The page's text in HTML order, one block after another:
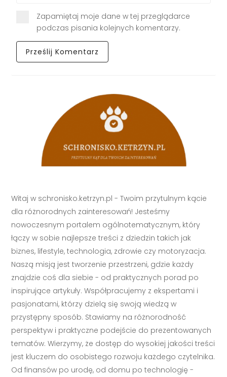
Zapamiętaj moje dane w tej przeglądarce
podczas pisania kolejnych komentarzy.
Witaj w schronisko.ketrzyn.pl - Twoim przytulnym kącie
dla różnorodnych zainteresowań! Jesteśmy
nowoczesnym portalem ogólnotematycznym, który
łączy w sobie najlepsze treści z dziedzin takich jak
biznes, lifestyle, technologia, zdrowie czy motoryzacja.
Naszą misją jest tworzenie przestrzeni, gdzie każdy
znajdzie coś dla siebie - od praktycznych porad po
inspirujące artykuły. Współpracujemy z ekspertami i
pasjonatami, którzy dzielą się swoją wiedzą w
przystępny sposób. Stawiamy na różnorodność
perspektyw i praktyczne podejście do prezentowanych
tematów. Wierzymy, że dostęp do wysokiej jakości treści
jest kluczem do osobistego rozwoju każdego czytelnika.
Od finansów po urodę, od domu po technologię -